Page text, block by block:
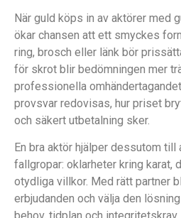
När guld köps in av aktörer med
ökar chansen att ett smyckes
ring, brosch eller länk bör
för skrot blir bedömningen mer
professionella
provsvar redovisas, hur priset
och säkert utbetalning sker.
En bra aktör hjälper dessutom till
fallgropar: oklarheter kring karat,
otydliga villkor. Med rätt partner
erbjudanden och välja den